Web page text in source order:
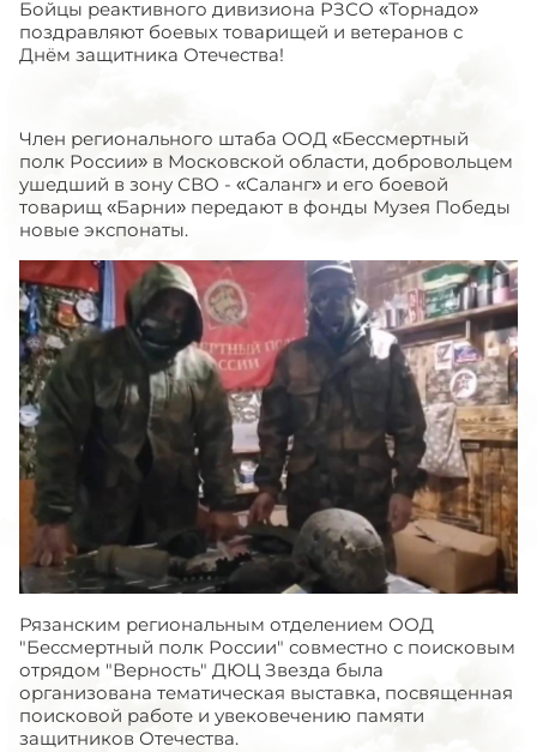
Бойцы реактивного дивизиона РЗСО «Торнадо»
поздравляют боевых товарищей и ветеранов с
Днём защитника Отечества!
Член регионального штаба ООД «Бессмертный
полк России» в Московской области, добровольцем
ушедший в зону СВО - «Саланг» и его боевой
товарищ «Барни» передают в фонды Музея Победы
новые экспонаты.
Рязанским региональным отделением ООД
"Бессмертный полк России" совместно с поисковым
отрядом "Верность" ДЮЦ Звезда была
организована тематическая выставка, посвященная
поисковой работе и увековечению памяти
защитников Отечества.